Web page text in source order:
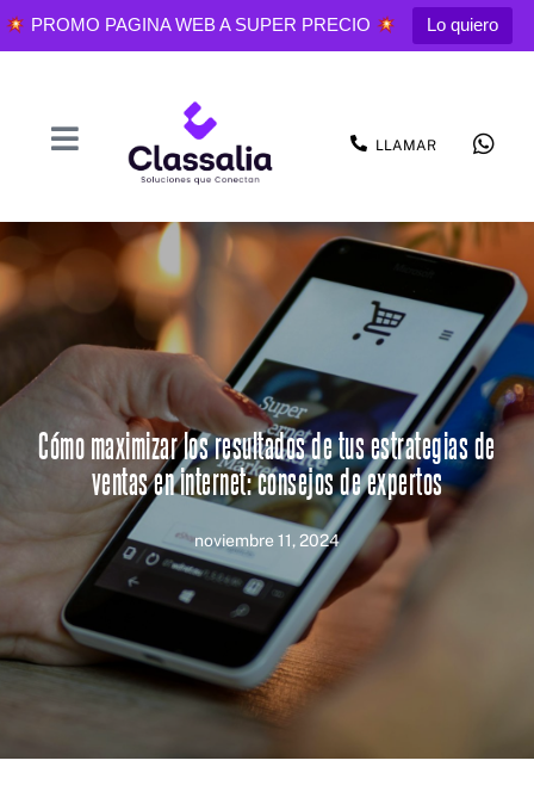
PROMO PAGINA WEB A SUPER PRECIO Lo quiero
LLAMAR
Cómo maximizar los resultados de tus estrategias de
ventas en internet: consejos de expertos
noviembre 11, 2024